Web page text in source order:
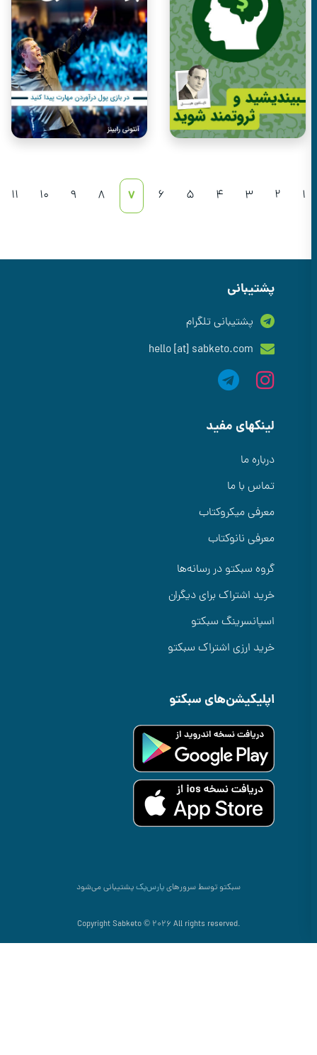
2
3
4
5
6
7
8
9
10
11
پشتیبانی
پشتیبانی تلگرام
hello [at] sabketo.com
لینکهای مفید
درباره ما
تماس با ما
معرفی میکروکتاب
معرفی نانوکتاب
گروه سبکتو در رسانه‌ها
خرید اشتراک برای دیگران
اسپانسرینگ سبکتو
خرید ارزی اشتراک سبکتو
اپلیکیشن‌های سبکتو
سبکتو توسط سرورهایپارس‌پکپشتیبانی می‌شود